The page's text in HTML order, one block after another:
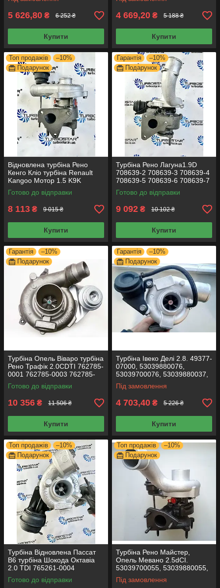
5 626,80 ₴ 6 252 ₴
Купити
4 669,20 ₴ 5 188 ₴
Купити
Топ продажів
–10%
Подарунок
Відновлена турбіна Рено
Кенго Кліо турбіна Renault
Kangoo Мотор 1.5 K9K
54359700000 54359700002
Готово до відправки
8 113 ₴ 9 015 ₴
Купити
Гарантія
–10%
Подарунок
Турбіна Рено Лагуна1.9D
708639-2 708639-3 708639-4
708639-5 708639-6 708639-7
708639-8 708639-10
Готово до відправки
9 092 ₴ 10 102 ₴
Купити
Гарантія
–10%
Подарунок
Турбіна Опель Віваро турбіна
Рено Трафік 2.0CDTI 762785-
0001 762785-0003 762785-
0002 7701477300
7711368774
Готово до відправки
10 356 ₴ 11 506 ₴
Купити
Гарантія
–10%
Подарунок
Турбіна Івеко Делі 2.8. 49377-
07000, 53039880076,
53039700076, 53039880037,
53039700037, 53039880075
Під замовлення
4 703,40 ₴ 5 226 ₴
Купити
Топ продажів
–10%
Подарунок
Турбіна Відновлена Пассат
B6 турбіна Шокода Октавіа
2.0 TDI 765261-0004
03G253016H 756867-3
756867-00021
Готово до відправки
Топ продажів
–10%
Подарунок
Турбіна Рено Майстер,
Опель Мевано 2.5dCI.
53039700055, 53039880055,
4432306, 93161963, 4404327,
9112327
Під замовлення